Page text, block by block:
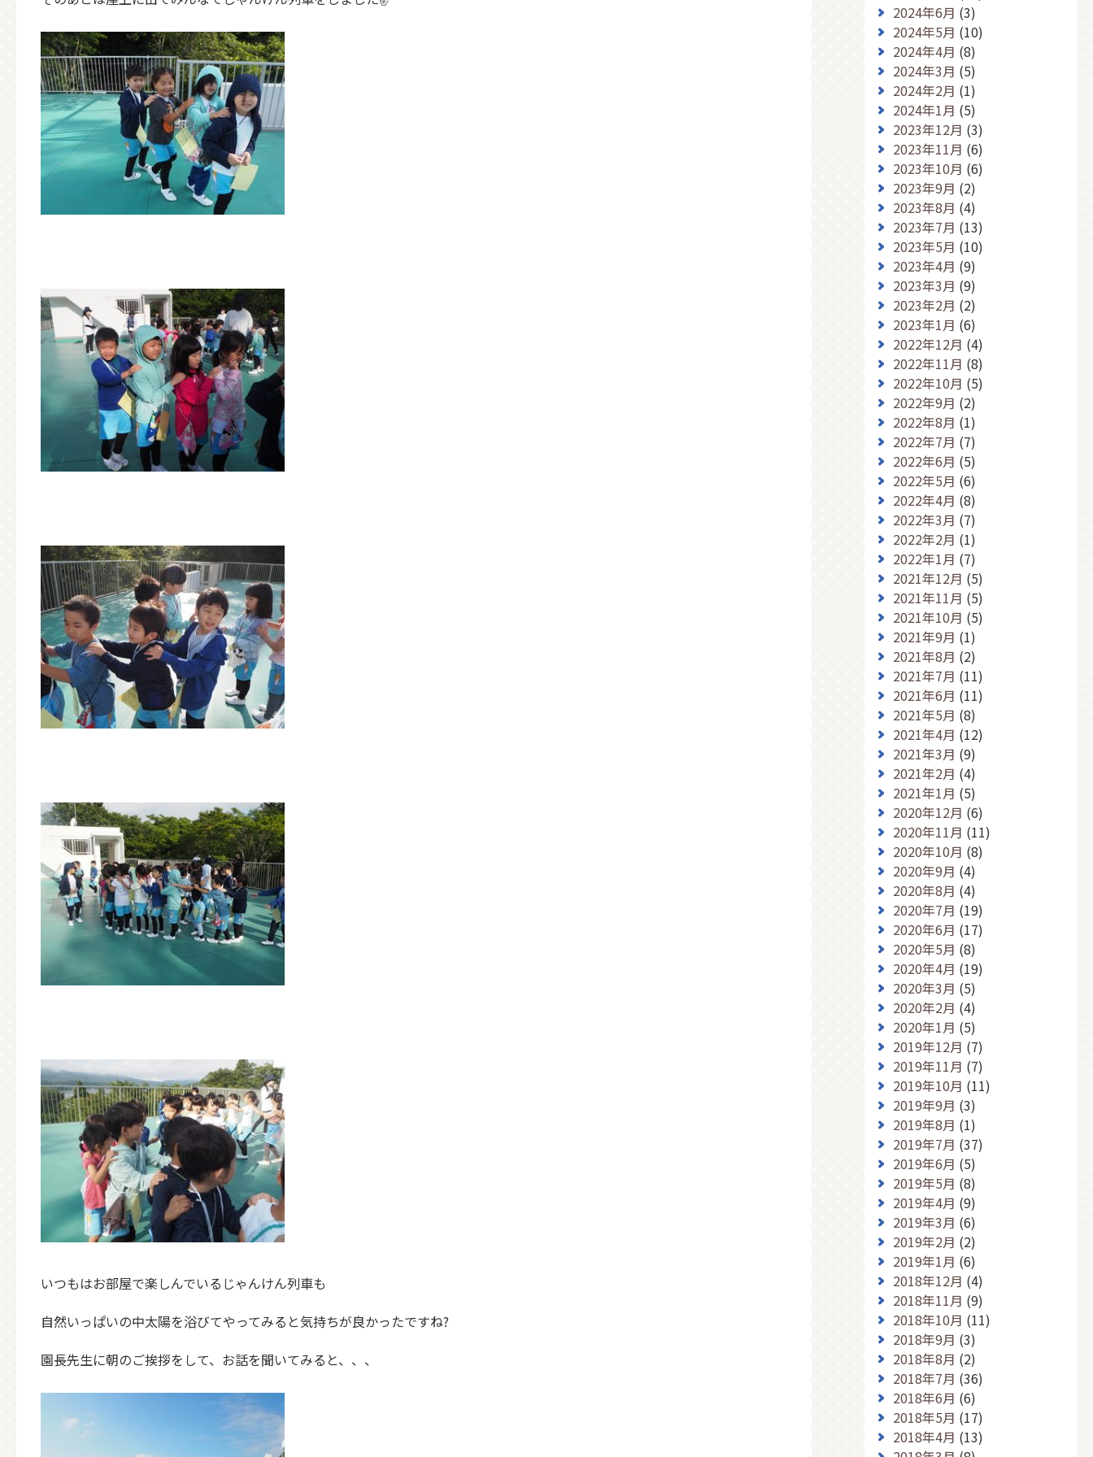
いつもはお部屋で楽しんでいるじゃんけん列車も
自然いっぱいの中太陽を浴びてやってみると気持ちが良かったですね?
園長先生に朝のご挨拶をして、お話を聞いてみると、、、
2024年6月 (3)
2024年5月 (10)
2024年4月 (8)
2024年3月 (5)
2024年2月 (1)
2024年1月 (5)
2023年12月 (3)
2023年11月 (6)
2023年10月 (6)
2023年9月 (2)
2023年8月 (4)
2023年7月 (13)
2023年5月 (10)
2023年4月 (9)
2023年3月 (9)
2023年2月 (2)
2023年1月 (6)
2022年12月 (4)
2022年11月 (8)
2022年10月 (5)
2022年9月 (2)
2022年8月 (1)
2022年7月 (7)
2022年6月 (5)
2022年5月 (6)
2022年4月 (8)
2022年3月 (7)
2022年2月 (1)
2022年1月 (7)
2021年12月 (5)
2021年11月 (5)
2021年10月 (5)
2021年9月 (1)
2021年8月 (2)
2021年7月 (11)
2021年6月 (11)
2021年5月 (8)
2021年4月 (12)
2021年3月 (9)
2021年2月 (4)
2021年1月 (5)
2020年12月 (6)
2020年11月 (11)
2020年10月 (8)
2020年9月 (4)
2020年8月 (4)
2020年7月 (19)
2020年6月 (17)
2020年5月 (8)
2020年4月 (19)
2020年3月 (5)
2020年2月 (4)
2020年1月 (5)
2019年12月 (7)
2019年11月 (7)
2019年10月 (11)
2019年9月 (3)
2019年8月 (1)
2019年7月 (37)
2019年6月 (5)
2019年5月 (8)
2019年4月 (9)
2019年3月 (6)
2019年2月 (2)
2019年1月 (6)
2018年12月 (4)
2018年11月 (9)
2018年10月 (11)
2018年9月 (3)
2018年8月 (2)
2018年7月 (36)
2018年6月 (6)
2018年5月 (17)
2018年4月 (13)